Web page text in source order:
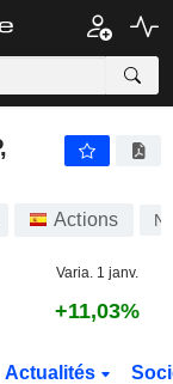
Actions
Varia. 1 janv.
+11,03%
Actualités